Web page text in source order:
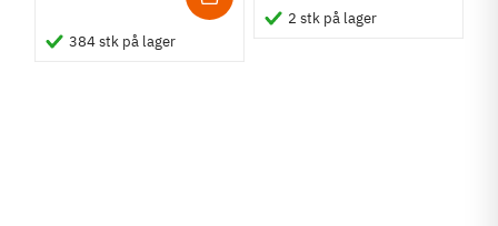
384 stk på lager
2 stk på lager